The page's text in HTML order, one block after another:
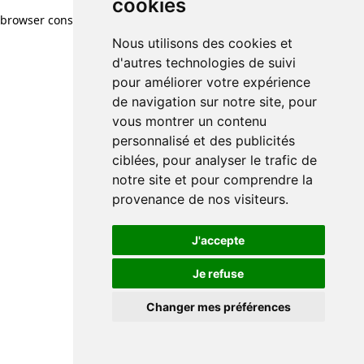
cookies
Nous utilisons des cookies et
d'autres technologies de suivi
pour améliorer votre expérience
de navigation sur notre site, pour
vous montrer un contenu
personnalisé et des publicités
ciblées, pour analyser le trafic de
notre site et pour comprendre la
provenance de nos visiteurs.
J'accepte
Je refuse
Changer mes préférences
browser console for more information)